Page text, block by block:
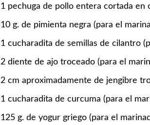
1 pechuga de pollo entera cortada en
10 g. de pimienta negra (para el
1 cucharadita de semillas de cilantro
2 diente de ajo troceado (para el
2 cm aproximadamente de jengibre
1 cucharadita de curcuma (para el
125 g. de yogur griego (para el